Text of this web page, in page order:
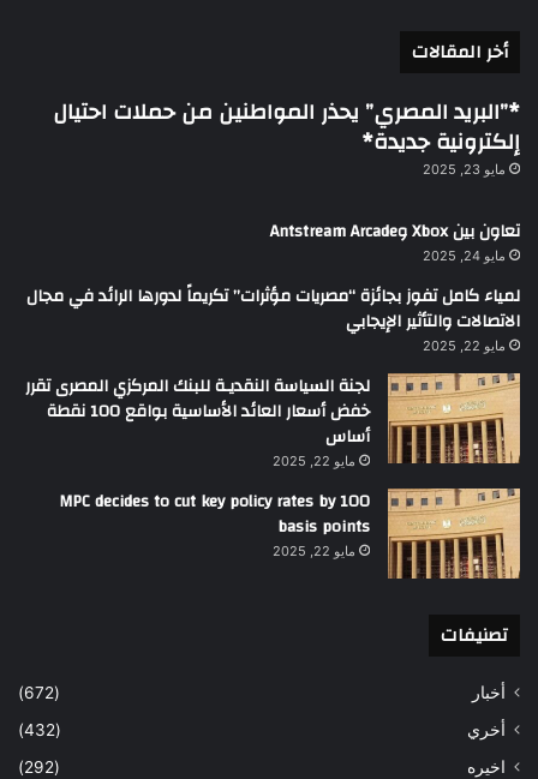
أخر المقالات
*”البريد المصري” يحذر المواطنين من حملات احتيال
إلكترونية جديدة*
مايو 23, 2025
تعاون بين Xbox وAntstream Arcade
مايو 24, 2025
لمياء كامل تفوز بجائزة “مصريات مؤثرات” تكريماً لدورها الرائد في مجال
الاتصالات والتأثير الإيجابي
مايو 22, 2025
لجنة السياسة النقديـة للبنك المركزي المصرى تقرر
خفض أسعار العائد الأساسية بواقع 100 نقطة
أساس
مايو 22, 2025
MPC decides to cut key policy rates by 100
basis points
مايو 22, 2025
تصنيفات
أخبار
(672)
أخري
(432)
اخيره
(292)